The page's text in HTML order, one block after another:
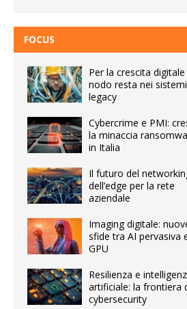
FOCUS
Per la crescita digitale
nodo resta nei sistemi
legacy
Cybercrime e PMI:
la minaccia
in Italia
Il futuro del
dell’edge per la rete
aziendale
Imaging digitale:
sfide tra AI pervasiva
GPU
Resilienza e
artificiale: la frontiera
cybersecurity